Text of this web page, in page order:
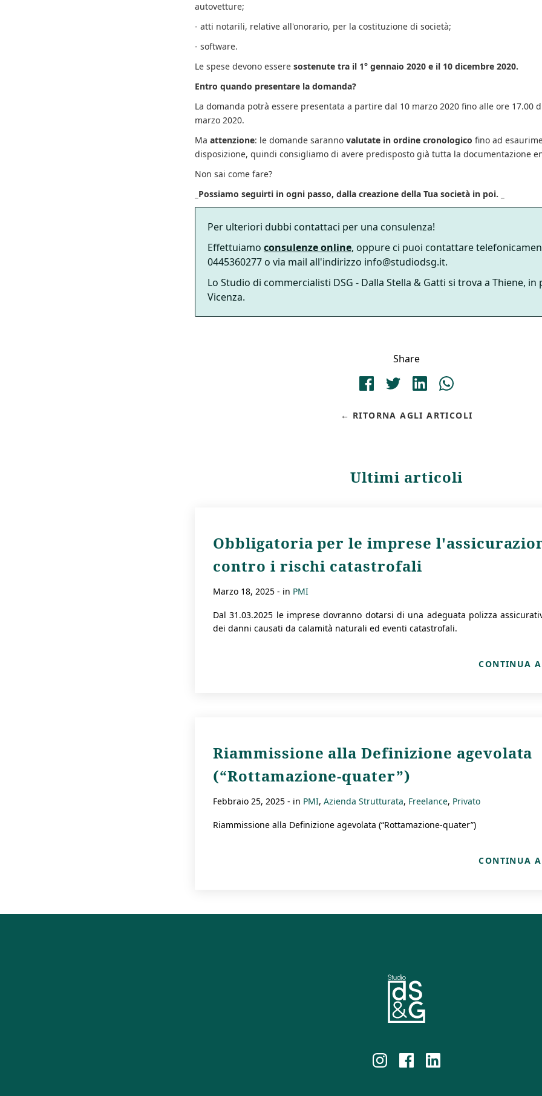
autovetture;
- atti notarili, relative all'onorario, per la costituzione di società;
- software.
Le spese devono essere sostenute tra il 1° gennaio 2020 e il 10 dicembre 2020.
Entro quando presentare la domanda?
La domanda potrà essere presentata a partire dal 10 marzo 2020 fino alle ore 17.00
marzo 2020.
Ma attenzione: le domande saranno valutate in ordine cronologico fino ad
disposizione, quindi consigliamo di avere predisposto già tutta la documentazione
Non sai come fare?
_Possiamo seguirti in ogni passo, dalla creazione della Tua società in poi. _
Per ulteriori dubbi contattaci per una consulenza!
Effettuiamo consulenze online, oppure ci puoi contattare
0445360277 o via mail all'indirizzo info@studiodsg.it.
Lo Studio di commercialisti DSG - Dalla Stella & Gatti si trova a Thiene, in
Vicenza.
Share
RITORNA AGLI ARTICOLI
Ultimi articoli
Obbligatoria per le imprese
contro i rischi catastrofali
marzo 18, 2025 - in PMI
Dal 31.03.2025 le imprese dovranno dotarsi di una adeguata polizza
dei danni causati da calamità naturali ed eventi catastrofali.
CONTINUA A
Riammissione alla Definizione agevolata
(“Rottamazione-quater”)
febbraio 25, 2025 - in PMI Azienda Strutturata Freelance Privato
Riammissione alla Definizione agevolata (“Rottamazione-quater”)
CONTINUA A